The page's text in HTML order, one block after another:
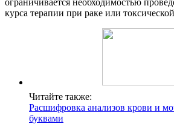
ограничивается необходимостью
курса терапии при раке или
Читайте также:
Расшифровка анализов крови и
буквами